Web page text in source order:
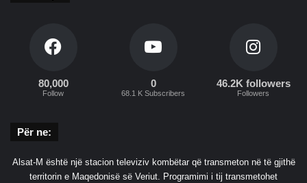
80,000
Follow
0
68.1 K Subscribers
46.2K followers
Followers
Për ne:
Alsat-M është një stacion televiziv kombëtar që transmeton në të gjithë
territorin e Maqedonisë së Veriut. Programimi i tij transmetohet